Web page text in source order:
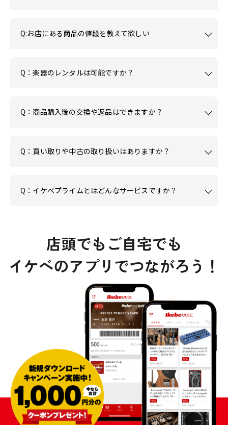
Q:お店にある商品の値段を教えて欲しい
Q：楽器のレンタルは可能ですか？
Q：商品購入後の交換や返品はできますか？
Q：買い取りや中古の取り扱いはありますか？
Q：イケベプライムとはどんなサービスですか？